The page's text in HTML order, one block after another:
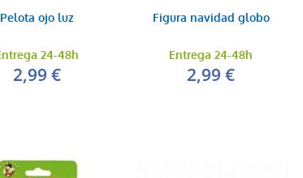
Pelota ojo luz
24-48h
2,99 €
Figura navidad globo
Entrega 24-48h
2,99 €